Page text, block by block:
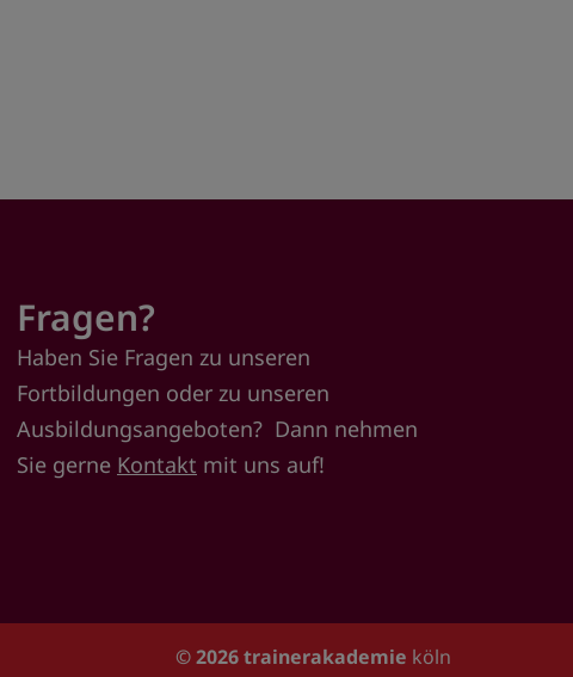
Fragen?
Haben Sie Fragen zu unseren
Fortbildungen oder zu unseren
Ausbildungsangeboten? Dann nehmen
Sie gerne Kontakt mit uns auf!
© 2026trainerakademie köln